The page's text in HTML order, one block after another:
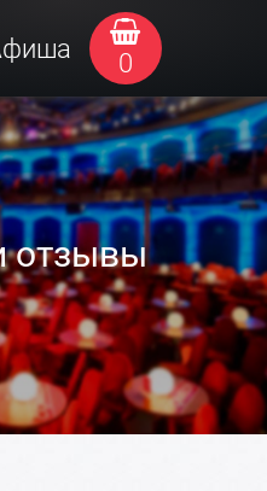
0
отзывы